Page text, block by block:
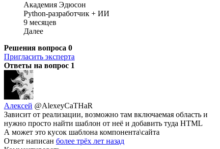
Академия Эдюсон
Python-разработчик + ИИ
9 месяцев
Далее
Решения вопроса 0
Пригласить эксперта
Ответы на вопрос 1
Алексей @AlexeyCaTHaR
Зависит от реализации, возможно там включаемая область и
нужно просто найти шаблон от неё и добавить туда HTML
А может это кусок шаблона компонента\сайта
Ответ написан более трёх лет назад